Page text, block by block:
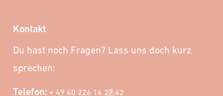
Kontakt
Du hast noch Fragen? Lass uns doch kurz
sprechen:
Telefon: + 49 40 226 16 27 42